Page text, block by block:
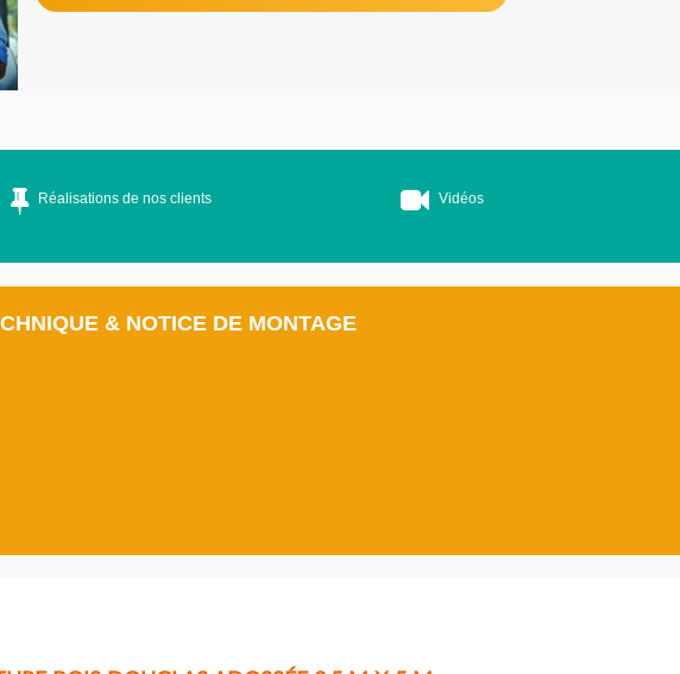
Réalisations de nos clients Vidéos
& NOTICE DE MONTAGE